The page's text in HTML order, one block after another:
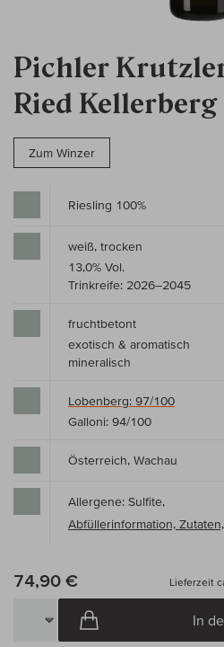
Pichler
Ried
Zum Winzer
Riesling 100%
weiß, trocken
13,0% Vol.
Trinkreife: 2026–2045
fruchtbetont
exotisch & aromatisch
mineralisch
Lobenberg: 97/100
Galloni: 94/100
Österreich, Wachau
Allergene: Sulfite,
Abfüllerinformation,
74,90 € Lieferzeit
In